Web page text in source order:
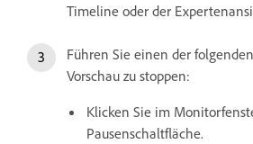
Timeline oder der
Führen Sie einen der
Vorschau zu stoppen:
Klicken Sie im
Pausenschaltfläche.